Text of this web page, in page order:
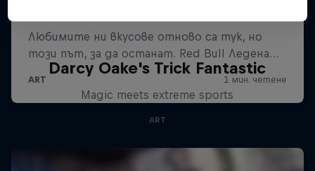
Darcy Oake's Trick Fantastic
Magic meets extreme sports
ART